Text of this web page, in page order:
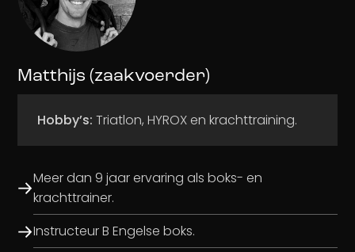
Matthijs (zaakvoerder)
Hobby’s: Triatlon, HYROX en krachttraining.
Meer dan 9 jaar ervaring als boks- en
krachttrainer.
Instructeur B Engelse boks.